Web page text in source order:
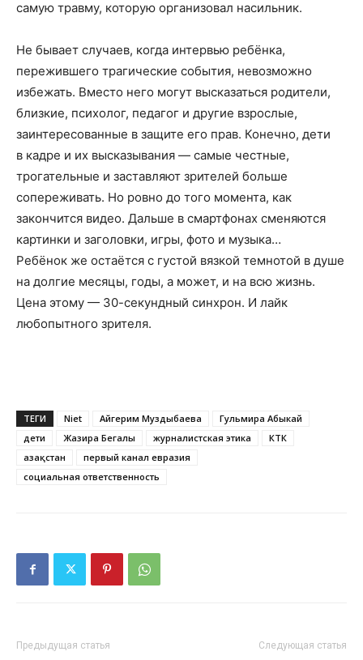
самую травму, которую организовал насильник.
Не бывает случаев, когда интервью ребёнка,
пережившего трагические события, невозможно
избежать. Вместо него могут высказаться родители,
близкие, психолог, педагог и другие взрослые,
заинтересованные в защите его прав. Конечно, дети
в кадре и их высказывания — самые честные,
трогательные и заставляют зрителей больше
сопереживать. Но ровно до того момента, как
закончится видео. Дальше в смартфонах сменяются
картинки и заголовки, игры, фото и музыка…
Ребёнок же остаётся с густой вязкой темнотой в душе
на долгие месяцы, годы, а может, и на всю жизнь.
Цена этому — 30-секундный синхрон. И лайк
любопытного зрителя.
ТЕГИ Niet Айгерим Муздыбаева
Гульмира Абыкай
дети
Жазира Бегалы журналистская этика
КТК
Қазақстан
первый канал евразия
социальная ответственность
Предыдущая статья Следующая статья